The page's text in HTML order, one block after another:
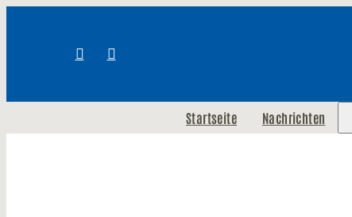
Startseite Nachrichten